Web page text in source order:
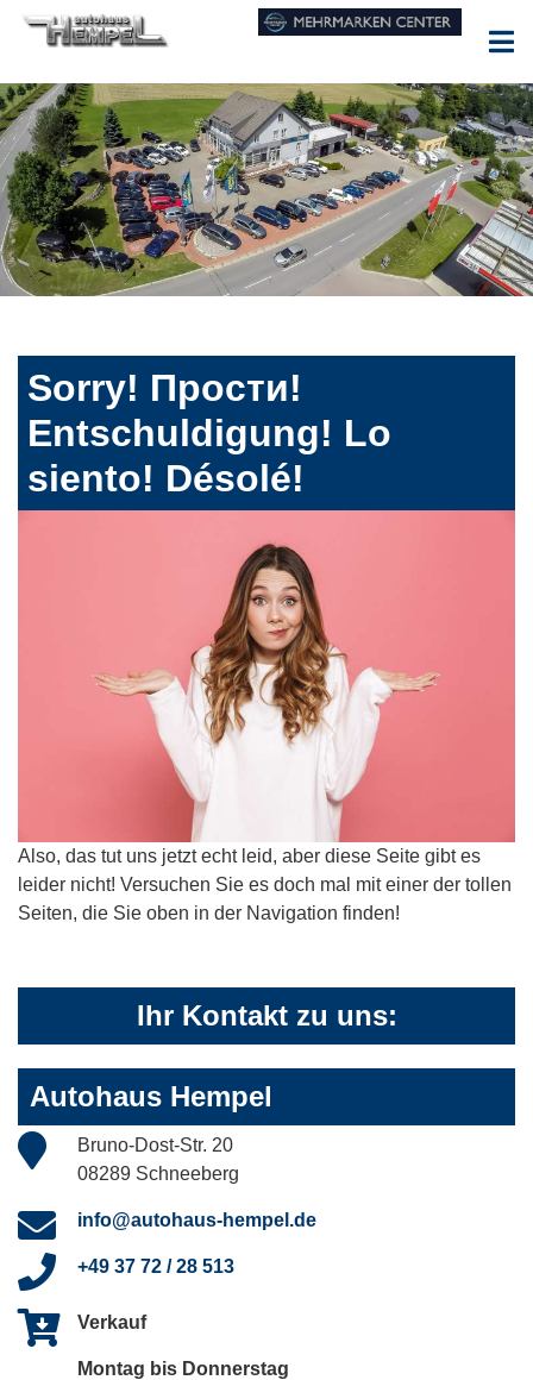
Sorry! Прости!
Entschuldigung! Lo
siento! Désolé!
Also, das tut uns jetzt echt leid, aber diese Seite gibt es
leider nicht! Versuchen Sie es doch mal mit einer der tollen
Seiten, die Sie oben in der Navigation finden!
Ihr Kontakt zu uns:
Autohaus Hempel
Bruno-Dost-Str. 20
08289 Schneeberg
info@autohaus-hempel.de
+49 37 72 / 28 513
Verkauf
Montag bis Donnerstag